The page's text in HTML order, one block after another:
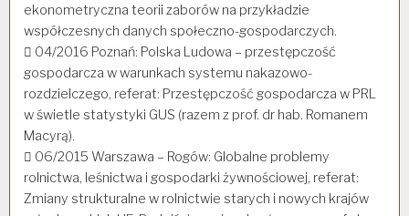
ekonometryczna teorii zaborów na przykładzie
współczesnych danych społeczno-gospodarczych.
 04/2016 Poznań: Polska Ludowa – przestępczość
gospodarcza w warunkach systemu nakazowo-
rozdzielczego, referat: Przestępczość gospodarcza w PRL
w świetle statystyki GUS (razem z prof. dr hab. Romanem
Macyrą).
 06/2015 Warszawa – Rogów: Globalne problemy
rolnictwa, leśnictwa i gospodarki żywnościowej, referat:
Zmiany strukturalne w rolnictwie starych i nowych krajów